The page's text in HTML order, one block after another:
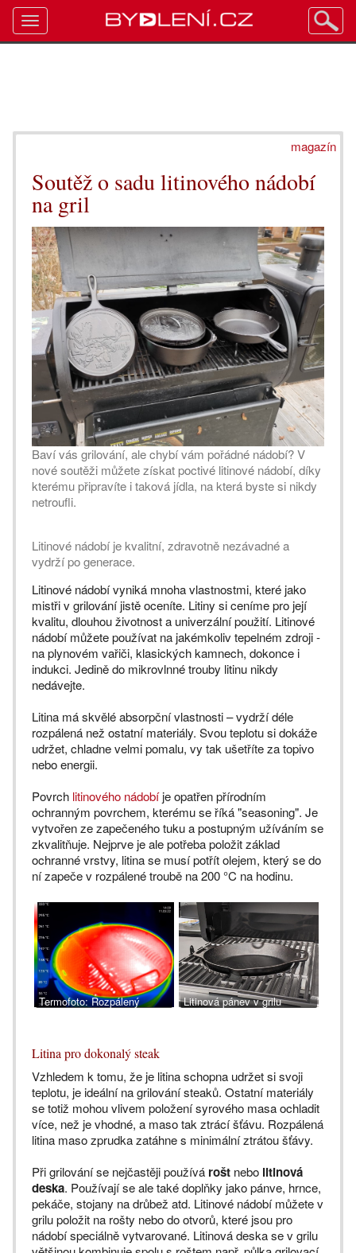
magazín
Soutěž o sadu litinového nádobí
na gril
Baví vás grilování, ale chybí vám pořádné nádobí? V
nové soutěži můžete získat poctivé litinové nádobí, díky
kterému připravíte i taková jídla, na která byste si nikdy
netroufli.
Litinové nádobí je kvalitní, zdravotně nezávadné a
vydrží po generace.
Litinové nádobí vyniká mnoha vlastnostmi, které jako
mistři v grilování jistě oceníte. Litiny si ceníme pro její
kvalitu, dlouhou životnost a univerzální použití. Litinové
nádobí můžete používat na jakémkoliv tepelném zdroji -
na plynovém vařiči, klasických kamnech, dokonce i
indukci. Jedině do mikrovlnné trouby litinu nikdy
nedávejte.
Litina má skvělé absorpční vlastnosti – vydrží déle
rozpálená než ostatní materiály. Svou teplotu si dokáže
udržet, chladne velmi pomalu, vy tak ušetříte za topivo
nebo energii.
Povrch litinového nádobíje opatřen přírodním
ochranným povrchem, kterému se říká "seasoning". Je
vytvořen ze zapečeného tuku a postupným užíváním se
zkvalitňuje. Nejprve je ale potřeba položit základ
ochranné vrstvy, litina se musí potřít olejem, který se do
ní zapeče v rozpálené troubě na 200 °C na hodinu.
Termofoto: Rozpálený
Litinová pánev v grilu
Litina pro dokonalý steak
Vzhledem k tomu, že je litina schopna udržet si svoji
teplotu, je ideální na grilování steaků. Ostatní materiály
se totiž mohou vlivem položení syrového masa ochladit
více, než je vhodné, a maso tak ztrácí šťávu. Rozpálená
litina maso zprudka zatáhne s minimální ztrátou šťávy.
Při grilování se nejčastěji používá rošt nebo litinová
deska. Používají se ale také doplňky jako pánve, hrnce,
pekáče, stojany na drůbež atd. Litinové nádobí můžete v
grilu položit na rošty nebo do otvorů, které jsou pro
nádobí speciálně vytvarované. Litinová deska se v grilu
Toggle
navigation